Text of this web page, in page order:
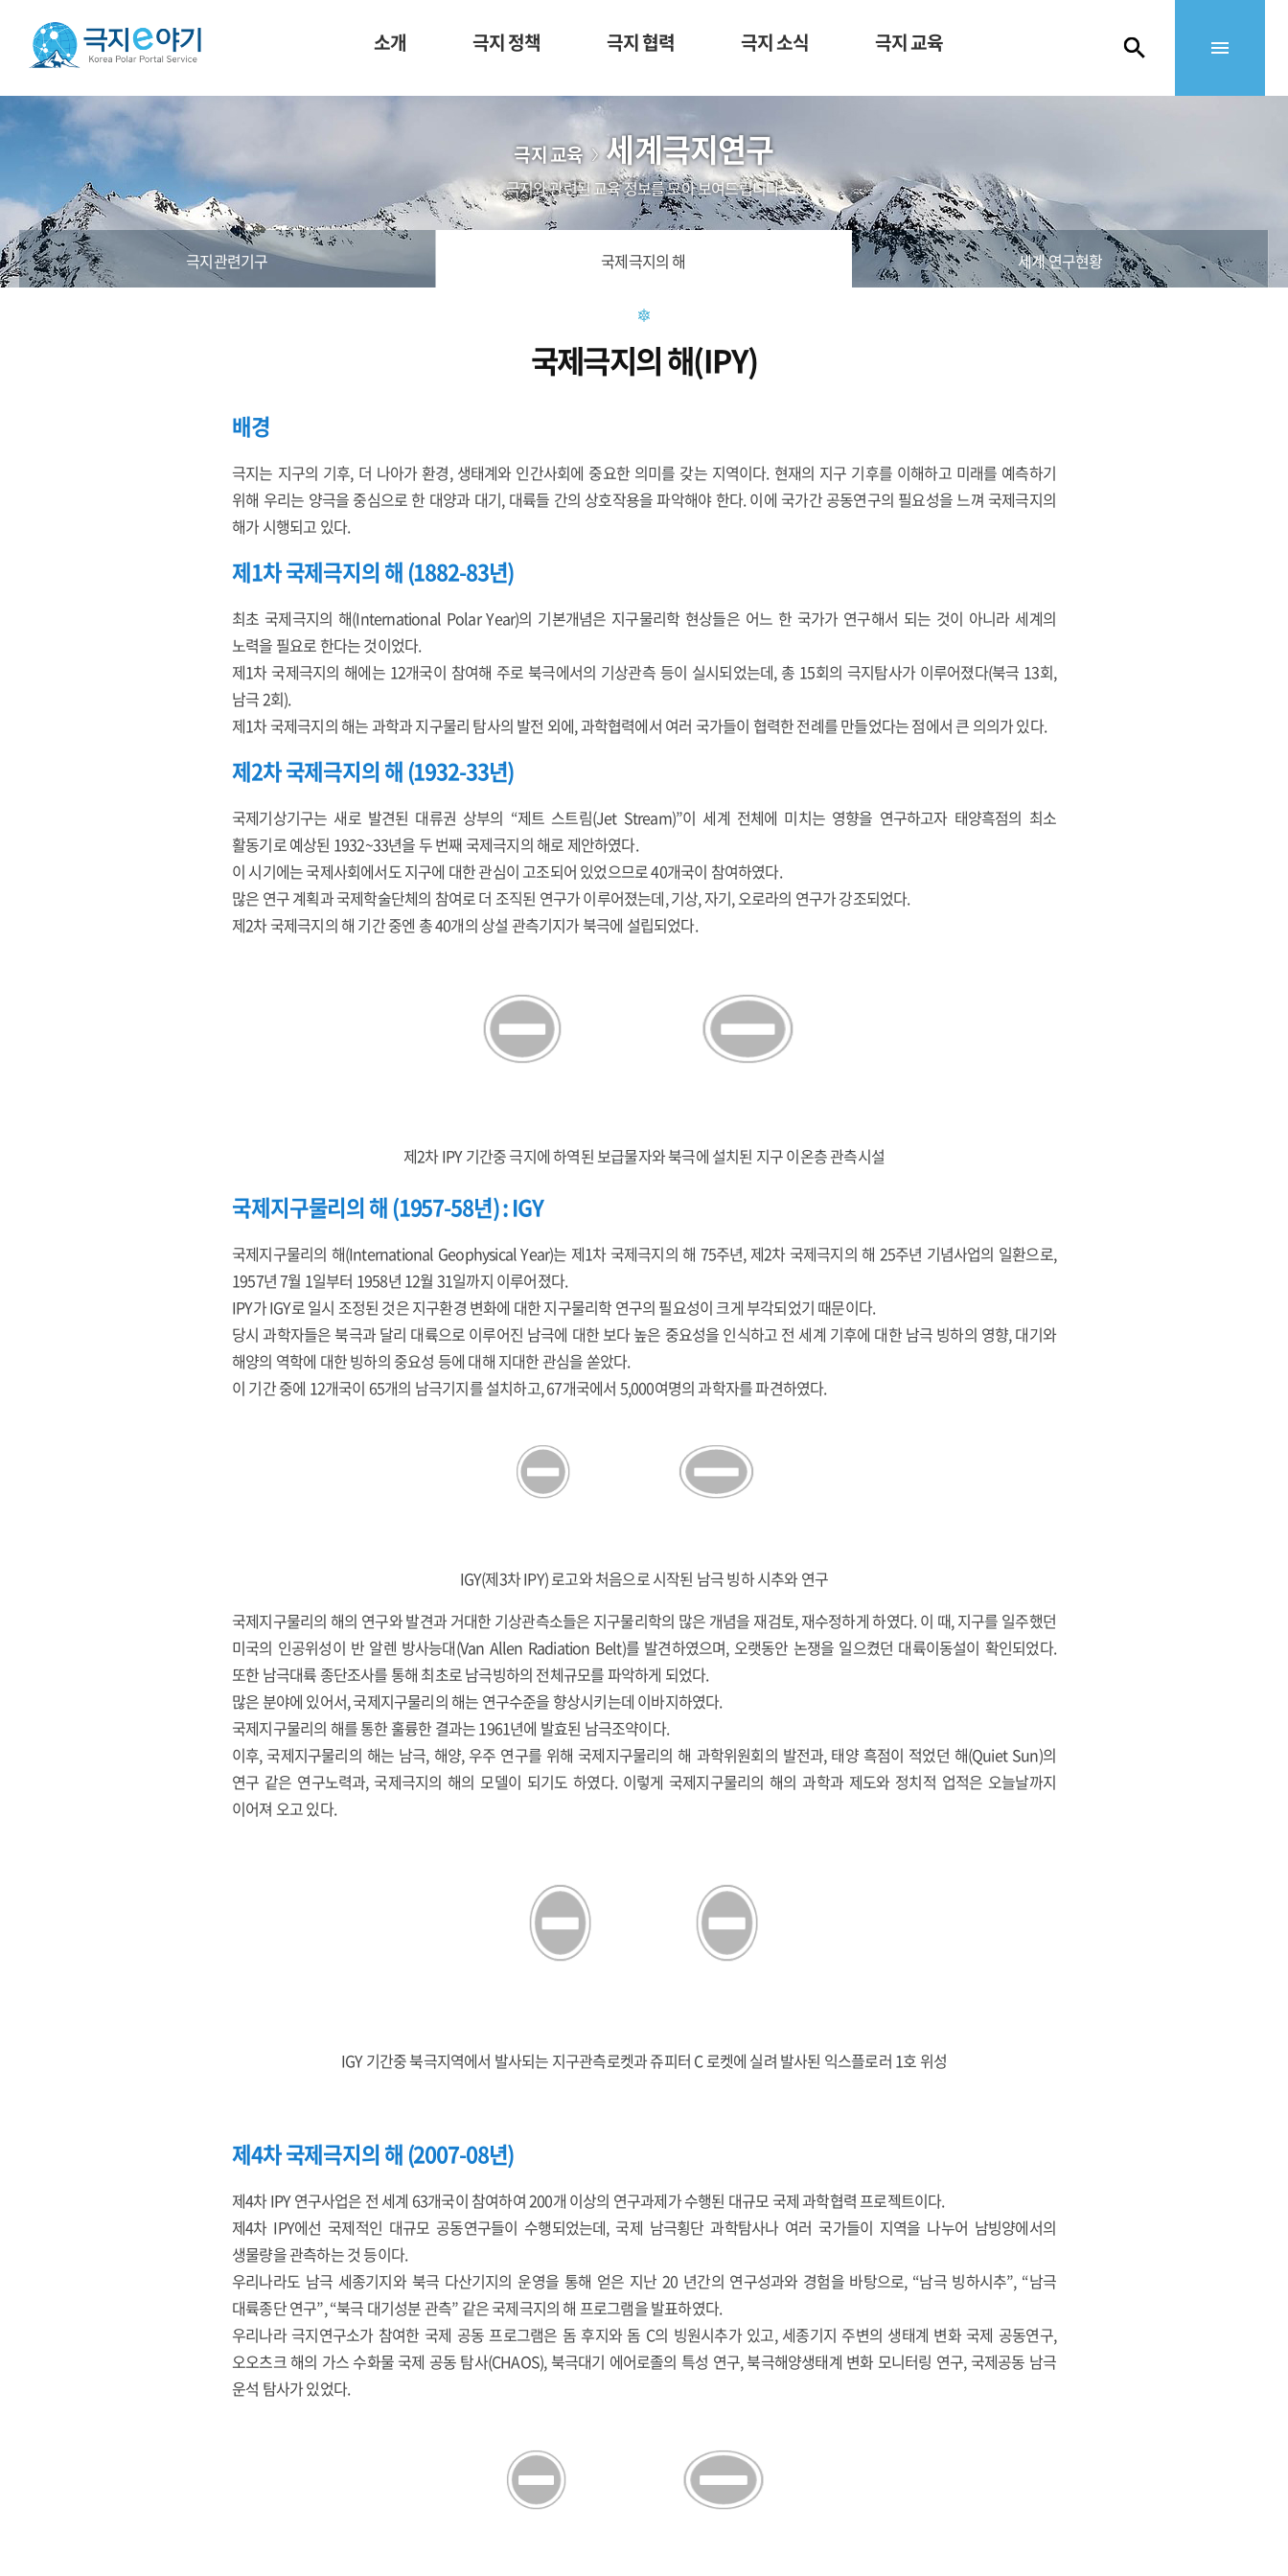
소개 극지 정책 극지 협력 극지 소식 극지 교육
극지 교육 세계극지연구
극지와 관련된 교육 정보를 모아 보여드립니다.
극지관련기구 국제극지의 해 세계 연구현황
국제극지의 해(IPY)
배경
극지는 지구의 기후, 더 나아가 환경, 생태계와 인간사회에 중요한 의미를 갖는 지역이다. 현재의 지구 기후를 이해하고 미래를 예측하기
위해 우리는 양극을 중심으로 한 대양과 대기, 대륙들 간의 상호작용을 파악해야 한다. 이에 국가간 공동연구의 필요성을 느껴 국제극지의
해가 시행되고 있다.
제1차 국제극지의 해 (1882-83년)
최초 국제극지의 해(International Polar Year)의 기본개념은 지구물리학 현상들은 어느 한 국가가 연구해서 되는 것이 아니라 세계의
노력을 필요로 한다는 것이었다.
제1차 국제극지의 해에는 12개국이 참여해 주로 북극에서의 기상관측 등이 실시되었는데, 총 15회의 극지탐사가 이루어졌다(북극 13회,
남극 2회).
제1차 국제극지의 해는 과학과 지구물리 탐사의 발전 외에, 과학협력에서 여러 국가들이 협력한 전례를 만들었다는 점에서 큰 의의가 있다.
제2차 국제극지의 해 (1932-33년)
국제기상기구는 새로 발견된 대류권 상부의 “제트 스트림(Jet Stream)”이 세계 전체에 미치는 영향을 연구하고자 태양흑점의 최소
활동기로 예상된 1932~33년을 두 번째 국제극지의 해로 제안하였다.
이 시기에는 국제사회에서도 지구에 대한 관심이 고조되어 있었으므로 40개국이 참여하였다.
많은 연구 계획과 국제학술단체의 참여로 더 조직된 연구가 이루어졌는데, 기상, 자기, 오로라의 연구가 강조되었다.
제2차 국제극지의 해 기간 중엔 총 40개의 상설 관측기지가 북극에 설립되었다.
제2차 IPY 기간중 극지에 하역된 보급물자와 북극에 설치된 지구 이온층 관측시설
국제지구물리의 해 (1957-58년) : IGY
국제지구물리의 해(International Geophysical Year)는 제1차 국제극지의 해 75주년, 제2차 국제극지의 해 25주년 기념사업의 일환으로,
1957년 7월 1일부터 1958년 12월 31일까지 이루어졌다.
IPY가 IGY로 일시 조정된 것은 지구환경 변화에 대한 지구물리학 연구의 필요성이 크게 부각되었기 때문이다.
당시 과학자들은 북극과 달리 대륙으로 이루어진 남극에 대한 보다 높은 중요성을 인식하고 전 세계 기후에 대한 남극 빙하의 영향, 대기와
해양의 역학에 대한 빙하의 중요성 등에 대해 지대한 관심을 쏟았다.
이 기간 중에 12개국이 65개의 남극기지를 설치하고, 67개국에서 5,000여명의 과학자를 파견하였다.
IGY(제3차 IPY) 로고와 처음으로 시작된 남극 빙하 시추와 연구
국제지구물리의 해의 연구와 발견과 거대한 기상관측소들은 지구물리학의 많은 개념을 재검토, 재수정하게 하였다. 이 때, 지구를 일주했던
미국의 인공위성이 반 알렌 방사능대(Van Allen Radiation Belt)를 발견하였으며, 오랫동안 논쟁을 일으켰던 대륙이동설이 확인되었다.
또한 남극대륙 종단조사를 통해 최초로 남극빙하의 전체규모를 파악하게 되었다.
많은 분야에 있어서, 국제지구물리의 해는 연구수준을 향상시키는데 이바지하였다.
국제지구물리의 해를 통한 훌륭한 결과는 1961년에 발효된 남극조약이다.
이후, 국제지구물리의 해는 남극, 해양, 우주 연구를 위해 국제지구물리의 해 과학위원회의 발전과, 태양 흑점이 적었던 해(Quiet Sun)의
연구 같은 연구노력과, 국제극지의 해의 모델이 되기도 하였다. 이렇게 국제지구물리의 해의 과학과 제도와 정치적 업적은 오늘날까지
이어져 오고 있다.
IGY 기간중 북극지역에서 발사되는 지구관측로켓과 쥬피터 C 로켓에 실려 발사된 익스플로러 1호 위성
제4차 국제극지의 해 (2007-08년)
제4차 IPY 연구사업은 전 세계 63개국이 참여하여 200개 이상의 연구과제가 수행된 대규모 국제 과학협력 프로젝트이다.
제4차 IPY에선 국제적인 대규모 공동연구들이 수행되었는데, 국제 남극횡단 과학탐사나 여러 국가들이 지역을 나누어 남빙양에서의
생물량을 관측하는 것 등이다.
우리나라도 남극 세종기지와 북극 다산기지의 운영을 통해 얻은 지난 20 년간의 연구성과와 경험을 바탕으로, “남극 빙하시추”, “남극
대륙종단 연구”, “북극 대기성분 관측” 같은 국제극지의 해 프로그램을 발표하였다.
우리나라 극지연구소가 참여한 국제 공동 프로그램은 돔 후지와 돔 C의 빙원시추가 있고, 세종기지 주변의 생태계 변화 국제 공동연구,
오오츠크 해의 가스 수화물 국제 공동 탐사(CHAOS), 북극대기 에어로졸의 특성 연구, 북극해양생태계 변화 모니터링 연구, 국제공동 남극
운석 탐사가 있었다.